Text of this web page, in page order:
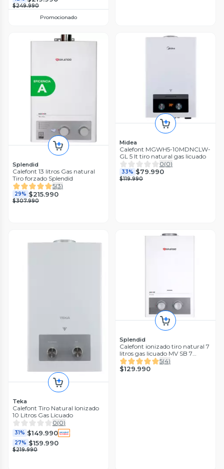
$249.990
Promocionado
Splendid
Calefont 13 litros Gas natural
Tiro forzado Splendid
5(3)
29% $215.990
$307.990
Midea
Calefont MGWH5-10MDNCLW-
GL 5 lt tiro natural gas licuado
0(0)
33% $79.990
$119.990
Teka
Calefont Tiro Natural Ionizado
10 Litros Gas Licuado
0(0)
31% $149.990
27% $159.990
$219.990
Splendid
Calefont ionizado tiro natural 7
litros gas licuado MV SB 7
Splendid
5(4)
$129.990